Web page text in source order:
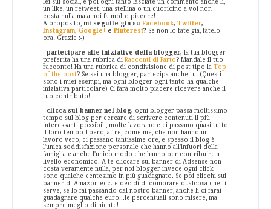
un like, un retweet, una stellina o un cuoricino a voi non
costa nulla ma a noi fa molto piacere!
A proposito, mi seguite già su Facebook, Twitter,
Instagram, Google+ e Pinterest? Se non lo fate già, fatelo
ora! Grazie :-)
- partecipare alle iniziative della blogger, la tua blogger
preferita ha una rubrica di Racconti di Parto? Mandale il tuo
racconto! Ha una rubrica di condivisione di post tipo la Top
of the post? Se sei una blogger, partecipa anche tu! (Questi
sono i miei esempi, ma ogni blogger ogni tanto ha qualche
iniziativa particolare) Ci farà molto piacere ricevere anche il
tuo contributo!
- clicca sui banner nel blog, ogni blogger passa moltissimo
tempo sul blog per cercare di scrivere contenuti il più
interessanti possibili, molte lavorano e ci passano quasi tutto
il loro tempo libero, altre, come me, che non hanno un
lavoro vero, ci passano tantissime ore, e spesso il blog è
l'unica soddisfazione personale che hanno all'infuori della
famiglia e anche l'unico modo che hanno per contribuire a
livello economico. A te cliccare sul banner di Adsense non
costa veramente nulla, per noi blogger invece ogni click
sono qualche centesimo in più guadagnato. Se poi clicchi sui
banner di Amazon ecc. e decidi di comprare qualcosa che ti
serve, se lo fai passando dal nostro banner, anche lì ci farai
guadagnare qualche euro...le percentuali sono misere, ma
sempre meglio di niente!